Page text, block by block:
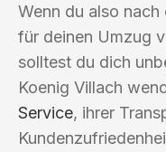
Wenn du also nach
für deinen Umzug
solltest du dich
Koenig Villach
Service, ihrer